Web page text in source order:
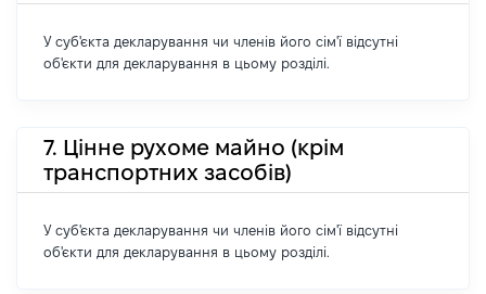
У суб'єкта декларування чи членів його сім'ї відсутні
об'єкти для декларування в цьому розділі.
7. Цінне рухоме майно (крім
транспортних засобів)
У суб'єкта декларування чи членів його сім'ї відсутні
об'єкти для декларування в цьому розділі.